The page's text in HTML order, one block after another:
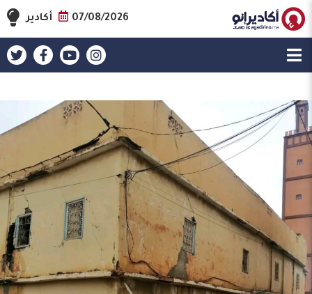
07/08/2026 أكادير